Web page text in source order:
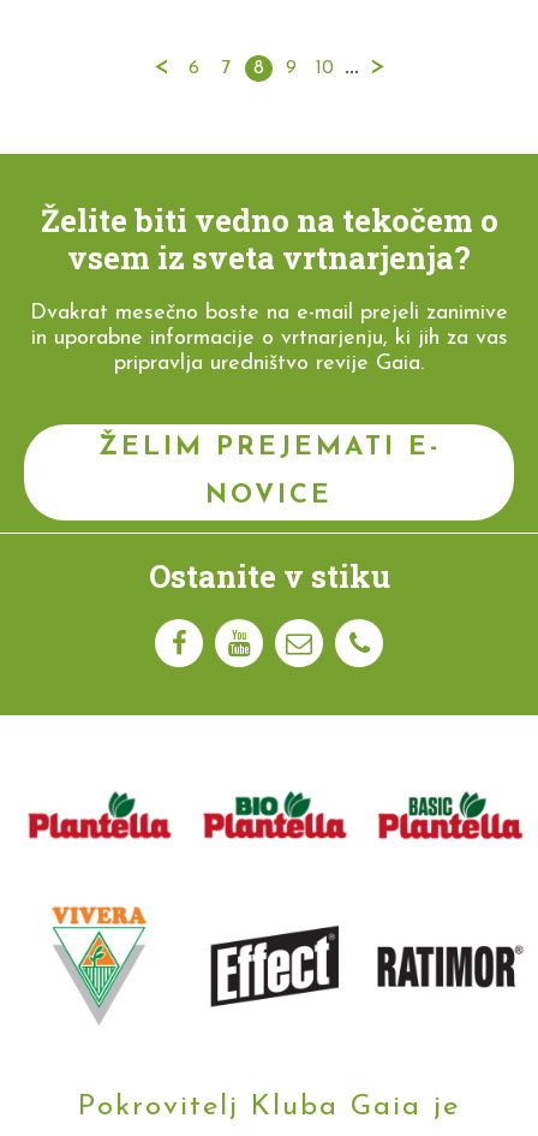
< 6 7 8 9 10 ... >
Želite biti vedno na tekočem o
vsem iz sveta vrtnarjenja?
Dvakrat mesečno boste na e-mail prejeli zanimive
in uporabne informacije o vrtnarjenju, ki jih za vas
pripravlja uredništvo revije Gaia.
ŽELIM PREJEMATI E-
NOVICE
Ostanite v stiku
Pokrovitelj Kluba Gaia je